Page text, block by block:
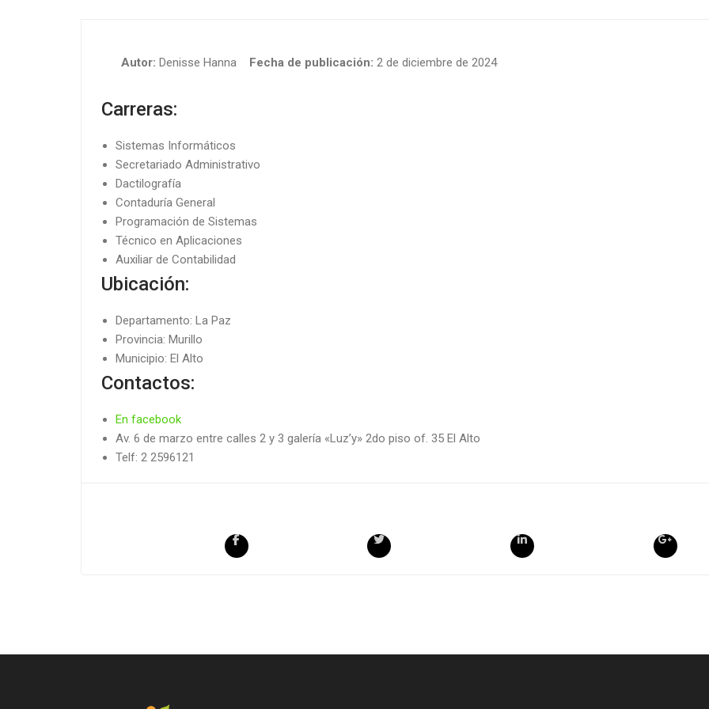
Autor: Denisse Hanna Fecha de publicación: 2 de diciembre de 2024
Carreras:
Sistemas Informáticos
Secretariado Administrativo
Dactilografía
Contaduría General
Programación de Sistemas
Técnico en Aplicaciones
Auxiliar de Contabilidad
Ubicación:
Departamento: La Paz
Provincia: Murillo
Municipio: El Alto
Contactos:
En facebook
Av. 6 de marzo entre calles 2 y 3 galería «Luz’y» 2do piso of. 35 El Alto
Telf: 2 2596121